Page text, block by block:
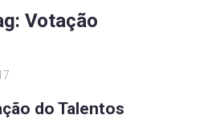
Votação
do Talentos